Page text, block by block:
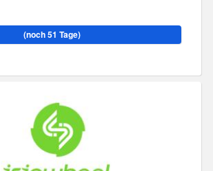
(noch 51 Tage)